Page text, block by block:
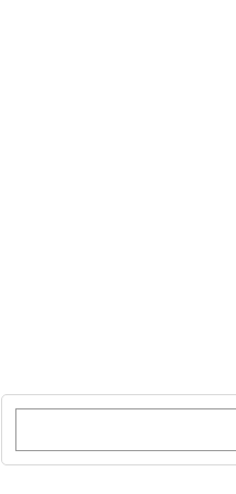
R
c